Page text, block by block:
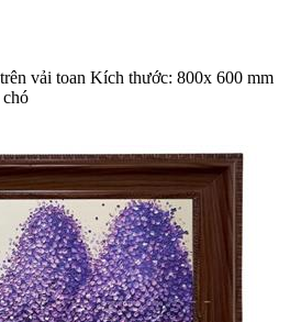
vải toan Kích thước: 800x 600 mm